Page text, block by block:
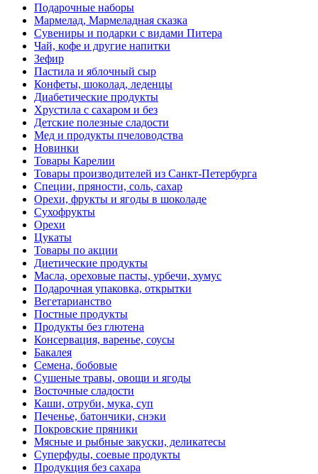
Подарочные наборы
Мармелад, Мармеладная сказка
Сувениры и подарки с видами Питера
Чай, кофе и другие напитки
Зефир
Пастила и яблочный сыр
Конфеты, шоколад, леденцы
Диабетические продукты
Хрустила с сахаром и без
Детские полезные сладости
Мед и продукты пчеловодства
Новинки
Товары Карелии
Товары производителей из Санкт-Петербурга
Специи, пряности, соль, сахар
Орехи, фрукты и ягоды в шоколаде
Сухофрукты
Орехи
Цукаты
Товары по акции
Диетические продукты
Масла, ореховые пасты, урбечи, хумус
Подарочная упаковка, открытки
Вегетарианство
Постные продукты
Продукты без глютена
Консервация, варенье, соусы
Бакалея
Семена, бобовые
Сушеные травы, овощи и ягоды
Восточные сладости
Каши, отруби, мука, суп
Печенье, батончики, снэки
Покровские пряники
Мясные и рыбные закуски, деликатесы
Суперфуды, соевые продукты
Продукция без сахара